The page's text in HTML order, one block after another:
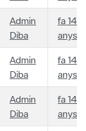
Admin
Diba
fa 14
anys
Admin
Diba
fa 14
anys
Admin
Diba
fa 14
anys